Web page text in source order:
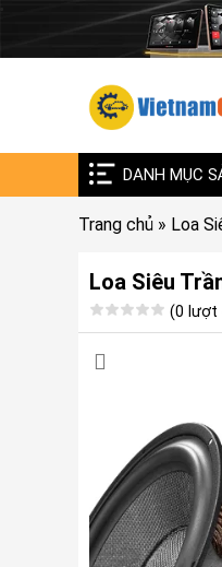
DANH MỤC
Trang chủ » Loa
Loa Siêu
(0 lượt